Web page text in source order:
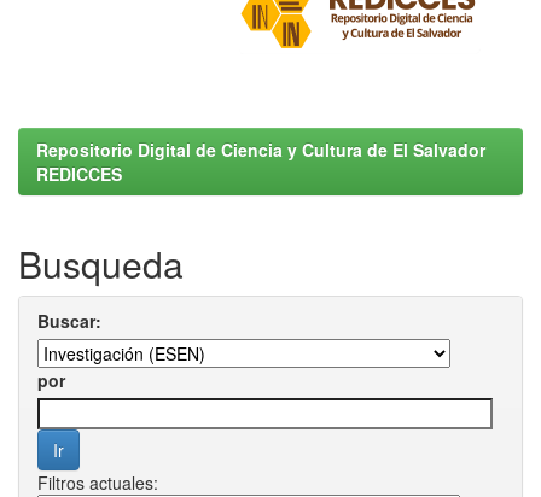
Repositorio Digital de Ciencia y Cultura de El Salvador
REDICCES
Busqueda
Buscar:
por
Filtros actuales: